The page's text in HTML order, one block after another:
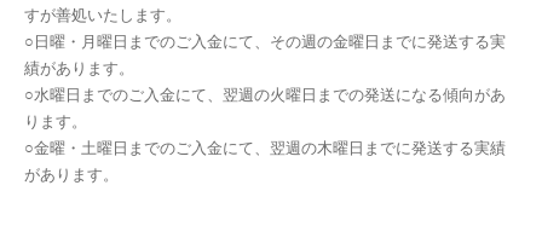
すが善処いたします。
○日曜・月曜日までのご入金にて、その週の金曜日までに発送する実
績があります。
○水曜日までのご入金にて、翌週の火曜日までの発送になる傾向があ
ります。
○金曜・土曜日までのご入金にて、翌週の木曜日までに発送する実績
があります。